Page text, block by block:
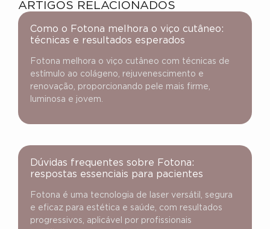
ARTIGOS RELACIONADOS
Como o Fotona melhora o viço cutâneo:
técnicas e resultados esperados
Fotona melhora o viço cutâneo com técnicas de
estímulo ao colágeno, rejuvenescimento e
renovação, proporcionando pele mais firme,
luminosa e jovem.
Dúvidas frequentes sobre Fotona:
respostas essenciais para pacientes
Fotona é uma tecnologia de laser versátil, segura
e eficaz para estética e saúde, com resultados
progressivos, aplicável por profissionais